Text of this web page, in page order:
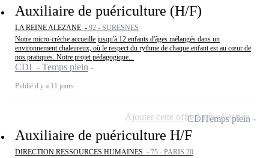
Auxiliaire de puériculture (H/F)
LA REINE ALEZANE - 92 - SURESNES
Notre micro-crèche accueille jusqu'à 12 enfants d'âges mélangés dans un
environnement chaleureux, où le respect du rythme de chaque enfant est au cœur de
nos pratiques. Notre projet pédagogique...
CDI - Temps plein
Publié il y a 11 jours
Auxiliaire de puériculture H/F
DIRECTION RESSOURCES HUMAINES - 75 - PARIS 20
CDITemps plein
Ajouter cette offre à ma sélection